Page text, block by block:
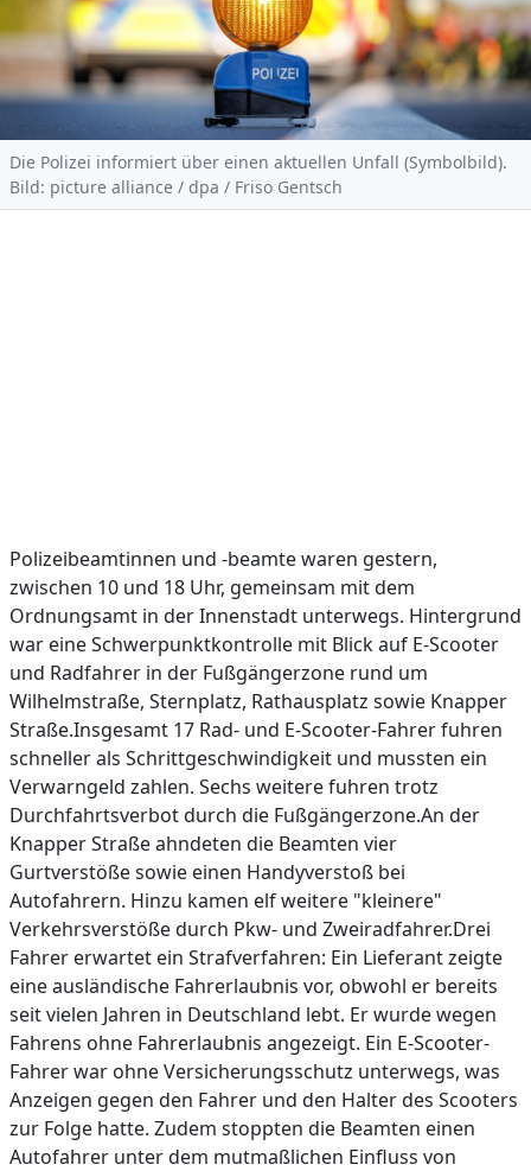
Die Polizei informiert über einen aktuellen Unfall (Symbolbild).
Bild: picture alliance / dpa / Friso Gentsch
Polizeibeamtinnen und -beamte waren gestern,
zwischen 10 und 18 Uhr, gemeinsam mit dem
Ordnungsamt in der Innenstadt unterwegs. Hintergrund
war eine Schwerpunktkontrolle mit Blick auf E-Scooter
und Radfahrer in der Fußgängerzone rund um
Wilhelmstraße, Sternplatz, Rathausplatz sowie Knapper
Straße.Insgesamt 17 Rad- und E-Scooter-Fahrer fuhren
schneller als Schrittgeschwindigkeit und mussten ein
Verwarngeld zahlen. Sechs weitere fuhren trotz
Durchfahrtsverbot durch die Fußgängerzone.An der
Knapper Straße ahndeten die Beamten vier
Gurtverstöße sowie einen Handyverstoß bei
Autofahrern. Hinzu kamen elf weitere "kleinere"
Verkehrsverstöße durch Pkw- und Zweiradfahrer.Drei
Fahrer erwartet ein Strafverfahren: Ein Lieferant zeigte
eine ausländische Fahrerlaubnis vor, obwohl er bereits
seit vielen Jahren in Deutschland lebt. Er wurde wegen
Fahrens ohne Fahrerlaubnis angezeigt. Ein E-Scooter-
Fahrer war ohne Versicherungsschutz unterwegs, was
Anzeigen gegen den Fahrer und den Halter des Scooters
zur Folge hatte. Zudem stoppten die Beamten einen
Autofahrer unter dem mutmaßlichen Einfluss von